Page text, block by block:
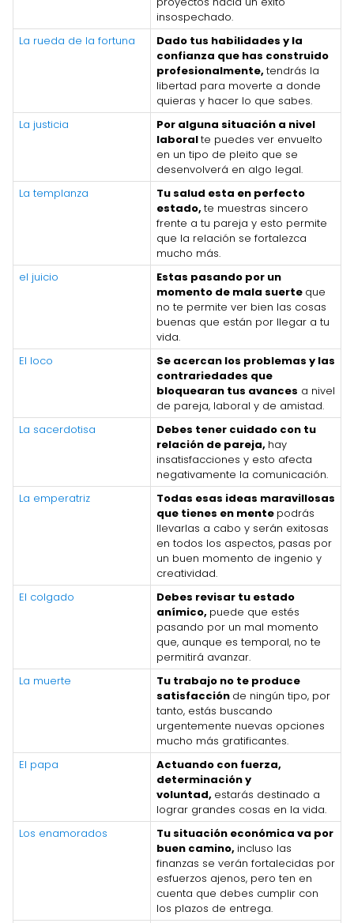
insospechado.
La rueda de la fortuna
Dado tus habilidades y la
confianza que has construido
profesionalmente, tendrás la
libertad para moverte a donde
quieras y hacer lo que sabes.
La justicia
Por alguna situación a nivel
laboralte puedes ver envuelto
en un tipo de pleito que se
desenvolverá en algo legal.
La templanza
Tu salud esta en perfecto
estado, te muestras sincero
frente a tu pareja y esto permite
que la relación se fortalezca
mucho más.
el juicio
Estas pasando por un
momento de mala suerte que
no te permite ver bien las cosas
buenas que están por llegar a tu
vida.
El loco
Se acercan los problemas y las
contrariedades que
bloquearan tus avances a nivel
de pareja, laboral y de amistad.
La sacerdotisa
Debes tener cuidado con tu
relación de pareja, hay
insatisfacciones y esto afecta
negativamente la comunicación.
La emperatriz
Todas esas ideas maravillosas
que tienes en mente podrás
llevarlas a cabo y serán exitosas
en todos los aspectos, pasas por
un buen momento de ingenio y
creatividad.
El colgado
Debes revisar tu estado
anímico, puede que estés
pasando por un mal momento
que, aunque es temporal, no te
permitirá avanzar.
La muerte
Tu trabajo no te produce
satisfacción de ningún tipo, por
tanto, estás buscando
urgentemente nuevas opciones
mucho más gratificantes.
El papa
Actuando con fuerza,
determinación y
voluntad, estarás destinado a
lograr grandes cosas en la vida.
Los enamorados
Tu situación económica va por
buen camino, incluso las
finanzas se verán fortalecidas por
esfuerzos ajenos, pero ten en
cuenta que debes cumplir con
los plazos de entrega.